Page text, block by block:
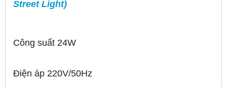
Street Light)
Công suất 24W
Điện áp 220V/50Hz